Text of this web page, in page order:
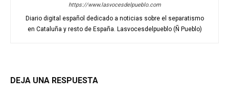
https://www.lasvocesdelpueblo.com
Diario digital español dedicado a noticias sobre el separatismo
en Cataluña y resto de España. Lasvocesdelpueblo (Ñ Pueblo)
DEJA UNA RESPUESTA